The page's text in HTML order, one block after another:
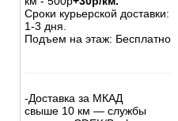
Сроки курьерской доставки:
1-3 дня.
Подъем на этаж: Бесплатно
-Доставка за МКАД
свыше 10 км — службы